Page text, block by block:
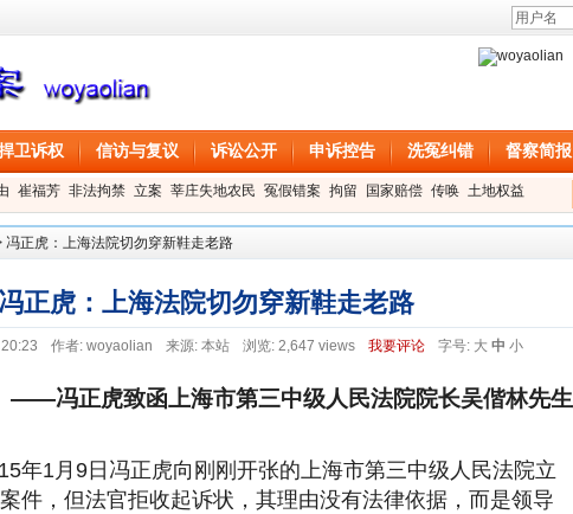
卫诉权 信访与复议 诉讼公开 申诉控告 洗冤纠错 督察简报
崔福芳 非法拘禁 立案 莘庄失地农民 冤假错案 拘留 国家赔偿 传唤 土地权益
桂香
冯正虎：上海法院切勿穿新鞋走老路
冯正虎：上海法院切勿穿新鞋走老路
作者: woyaolian 来源: 本站 浏览: 2,647 views 我要评论 字号: 大 中 小
——冯正虎致函上海市第三中级人民法院院长吴偕林先生
年1月9日冯正虎向刚刚开张的上海市第三中级人民法院立
件，但法官拒收起诉状，其理由没有法律依据，而是领导